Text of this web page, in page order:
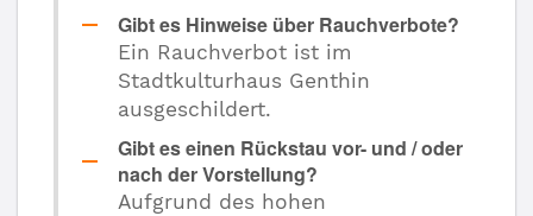
Gibt es Hinweise über Rauchverbote?
Ein Rauchverbot ist im
Stadtkulturhaus Genthin
ausgeschildert.
Gibt es einen Rückstau vor- und / oder
nach der Vorstellung?
Aufgrund des hohen